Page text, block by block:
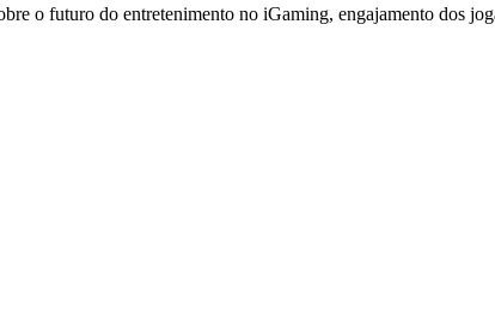
o futuro do entretenimento no iGaming, engajamento dos